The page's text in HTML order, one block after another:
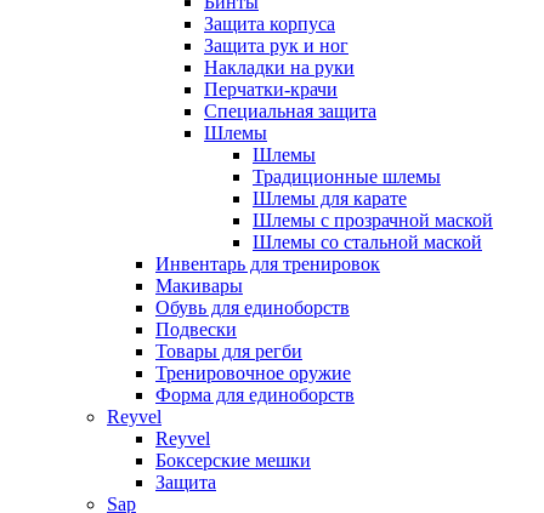
Защита корпуса
Защита рук и ног
Накладки на руки
Перчатки-крачи
Специальная защита
Шлемы
Шлемы
Традиционные шлемы
Шлемы для карате
Шлемы с прозрачной маской
Шлемы со стальной маской
Инвентарь для тренировок
Макивары
Обувь для единоборств
Подвески
Товары для регби
Тренировочное оружие
Форма для единоборств
Reyvel
Reyvel
Боксерские мешки
Защита
Sap